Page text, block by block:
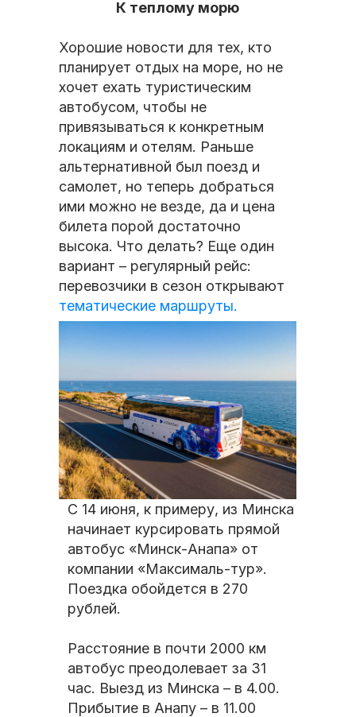
С 14 июня, к примеру, из Минска
начинает курсировать прямой
автобус «Минск-Анапа» от
компании «Максималь-тур».
Поездка обойдется в 270
рублей.
Расстояние в почти 2000 км
автобус преодолевает за 31
час. Выезд из Минска – в 4.00.
Прибытие в Анапу – в 11.00
К теплому морю
Хорошие новости для тех, кто
планирует отдых на море, но не
хочет ехать туристическим
автобусом, чтобы не
привязываться к конкретным
локациям и отелям. Раньше
альтернативной был поезд и
самолет, но теперь добраться
ими можно не везде, да и цена
билета порой достаточно
высока. Что делать? Еще один
вариант – регулярный рейс:
перевозчики в сезон открывают
тематические маршруты.